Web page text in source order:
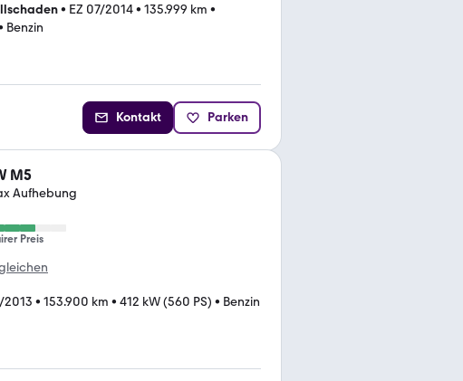
• EZ 07/2014• 135.999 km •
Benzin
Kontakt Parken
M5
Aufhebung
Preis
2013 • 153.900 km • 412 kW (560 PS) • Benzin